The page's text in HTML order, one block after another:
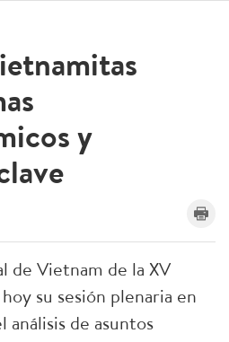
y
de Vietnam de la XV
su sesión plenaria en
análisis de asuntos